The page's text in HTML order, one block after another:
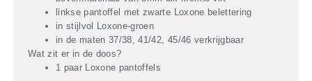
linkse pantoffel met zwarte Loxone belettering
in stijlvol Loxone-groen
in de maten 37/38, 41/42, 45/46 verkrijgbaar
Wat zit er in de doos?
1 paar Loxone pantoffels